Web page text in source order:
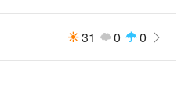
31 0 0